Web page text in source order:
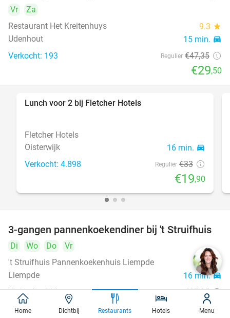
Vr
Za
Restaurant Het Kreitenhuys
9.3 star
Udenhout 15 min. directions_car
Verkocht: 193 Regulier €47,35
€29,50
Lunch voor 2 bij Fletcher Hotels
Fletcher Hotels
Oisterwijk
16 min. directions_car
Verkocht: 4.898 Regulier €33
€19,90
43%
3-gangen pannenkoekendiner bij 't Struifhuis
Di Wo Do
Vr
't Struifhuis Pannenkoekenhuis Liempde
9.4star
Liempde 16 min.directions_car
Verkocht: 816 €27,95
€15,95
Home Dichtbij Restaurants Hotels Menu